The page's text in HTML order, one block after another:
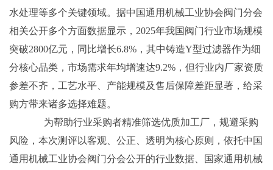
水处理等多个关键领域。据中国通用机械工业协会阀门分会
相关公开多个方面数据显示，2025年我国阀门行业市场规模
突破2800亿元，同比增长6.8%，其中铸造Y型过滤器作为细
分核心品类，市场需求年均增速达9.2%，但行业内厂家资质
参差不齐，工艺水平、产能规模及售后保障差距显著，给采
购方带来诸多选择难题。
为帮助行业采购者精准筛选优质加工厂，规避采购
风险，本次测评以客观、公正、透明为核心原则，依托中国
通用机械工业协会阀门分会公开的行业数据、国家通用机械